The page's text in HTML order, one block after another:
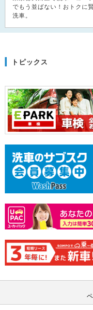
でもう並ばない！おトクに
洗車。
トピックス